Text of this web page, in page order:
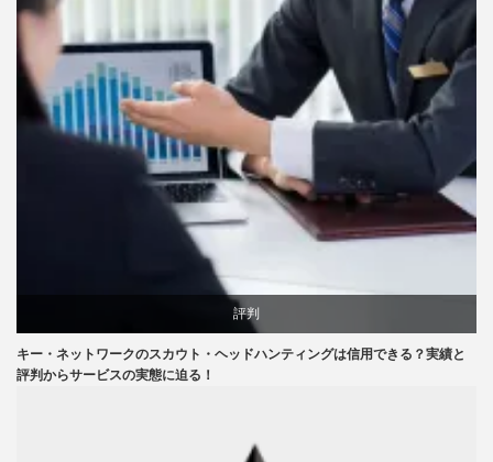
評判
キー・ネットワークのスカウト・ヘッドハンティングは信用できる？実績と
評判からサービスの実態に迫る！